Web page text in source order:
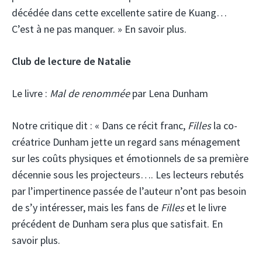
décédée dans cette excellente satire de Kuang…
C’est à ne pas manquer. » En savoir plus.
Club de lecture de Natalie
Le livre : Mal de renomméepar Lena Dunham
Notre critique dit : « Dans ce récit franc, Fillesla co-
créatrice Dunham jette un regard sans ménagement
sur les coûts physiques et émotionnels de sa première
décennie sous les projecteurs…. Les lecteurs rebutés
par l’impertinence passée de l’auteur n’ont pas besoin
de s’y intéresser, mais les fans de Filleset le livre
précédent de Dunham sera plus que satisfait. En
savoir plus.